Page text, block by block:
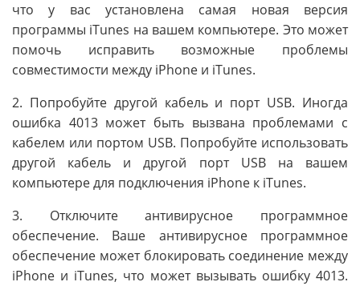
что у вас установлена самая новая версия
программы iTunes на вашем компьютере. Это может
помочь исправить возможные проблемы
совместимости между iPhone и iTunes.
2. Попробуйте другой кабель и порт USB. Иногда
ошибка 4013 может быть вызвана проблемами с
кабелем или портом USB. Попробуйте использовать
другой кабель и другой порт USB на вашем
компьютере для подключения iPhone к iTunes.
3. Отключите антивирусное программное
обеспечение. Ваше антивирусное программное
обеспечение может блокировать соединение между
iPhone и iTunes, что может вызывать ошибку 4013.